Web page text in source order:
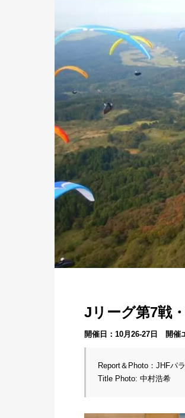
Jリーグ第7戦
開催日：10月26-27日 開催
Report＆Photo：JHFパ
Title Photo: 中村浩希